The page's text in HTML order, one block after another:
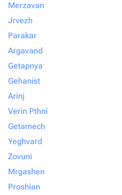
Merzavan
Jrvezh
Parakar
Argavand
Getapnya
Gehanist
Arinj
Verin Pthni
Getamech
Yeghvard
Zovuni
Mrgashen
Proshian